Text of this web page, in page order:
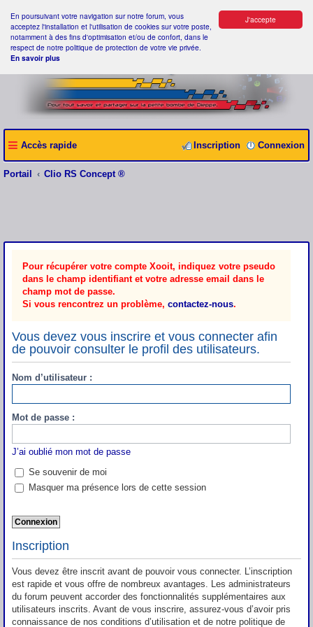
J'accepte
En poursuivant votre navigation sur notre forum, vous
acceptez l'installation et l'utilisation de cookies sur votre poste,
notamment à des fins d'optimisation et/ou de confort, dans le
respect de notre politique de protection de votre vie privée.
En savoir plus
Accès rapide Connexion
Inscription
Portail Clio RS Concept ®
Pour récupérer votre compte Xooit, indiquez votre pseudo
dans le champ identifiant et votre adresse email dans le
champ mot de passe.
Si vous rencontrez un problème, contactez-nous.
Vous devez vous inscrire et vous connecter afin
de pouvoir consulter le profil des utilisateurs.
Nom d’utilisateur :
Mot de passe :
J’ai oublié mon mot de passe
Se souvenir de moi
Masquer ma présence lors de cette session
Inscription
Vous devez être inscrit avant de pouvoir vous connecter. L’inscription
est rapide et vous offre de nombreux avantages. Les administrateurs
du forum peuvent accorder des fonctionnalités supplémentaires aux
utilisateurs inscrits. Avant de vous inscrire, assurez-vous d’avoir pris
connaissance de nos conditions d’utilisation et de notre politique de